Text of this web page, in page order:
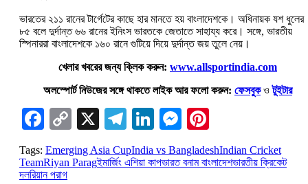
ভারতের ২১১ রানের টার্গেটের কাছে হার মানতে হয় বাংলাদেশকে। অধিনায়ক যশ ধুলের
৮৫ বলে দুর্দান্ত ৬৬ রানের ইনিংস ভারতকে জেতাতে সাহায্য করে। সঙ্গে, ভারতীয়
স্পিনাররা বাংলাদেশকে ১৬০ রানে গুটিয়ে দিয়ে দুর্দান্ত জয় তুলে নেয়।
খেলার খবরের জন্য ক্লিক করুন: www.allsportindia.com
অলস্পোর্ট নিউজের সঙ্গে থাকতে লাইক আর ফলো করুন: ফেসবুকওটুইটার
Facebook
Copy
Link
X Telegram
LinkedIn
Messenger
Tags: Emerging Asia CupIndia vs BangladeshIndian Cricket
TeamRiyan Paragইমার্জিং এশিয়া কাপভারত বনাম বাংলাদেশভারতীয় ক্রিকেট
দলরিয়ান পরাগ